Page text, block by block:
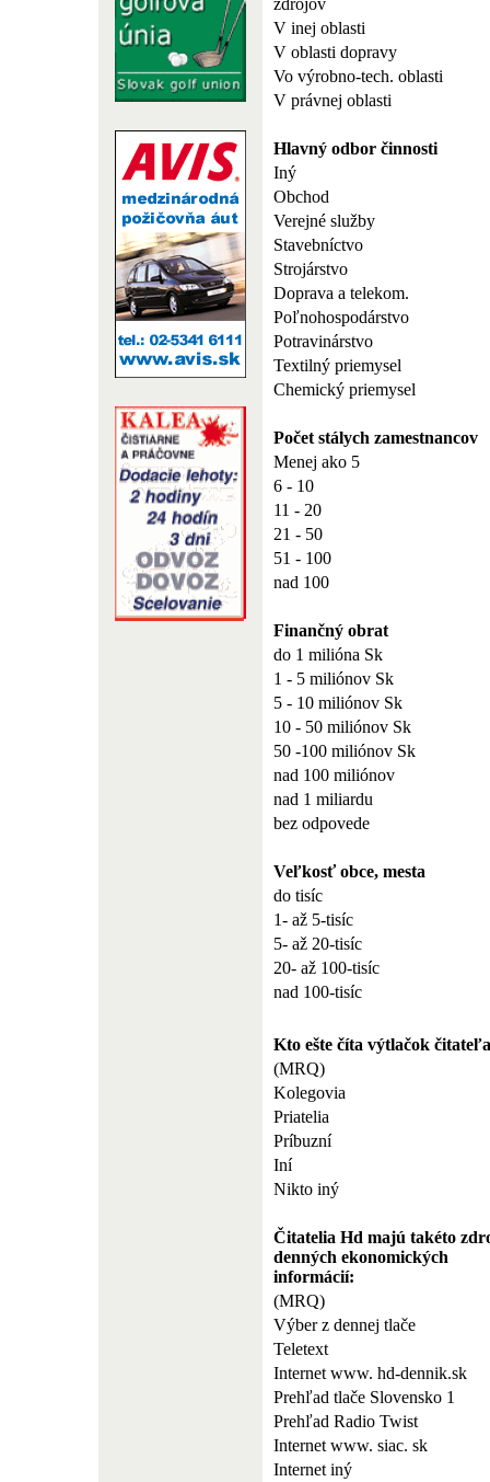
V inej oblasti
V oblasti dopravy
Vo výrobno-tech. oblasti
V právnej oblasti
Hlavný odbor činnosti
Iný
Obchod
Verejné služby
Stavebníctvo
Strojárstvo
Doprava a telekom.
Poľnohospodárstvo
Potravinárstvo
Textilný priemysel
Chemický priemysel
Počet stálych zamestnancov
Menej ako 5
6 - 10
11 - 20
21 - 50
51 - 100
nad 100
Finančný obrat
do 1 milióna Sk
1 - 5 miliónov Sk
5 - 10 miliónov Sk
10 - 50 miliónov Sk
50 -100 miliónov Sk
nad 100 miliónov
nad 1 miliardu
bez odpovede
Veľkosť obce, mesta
do tisíc
1- až 5-tisíc
5- až 20-tisíc
20- až 100-tisíc
nad 100-tisíc
Kto ešte číta výtlačok
(MRQ)
Kolegovia
Priatelia
Príbuzní
Iní
Nikto iný
Čitatelia Hd majú takéto
denných ekonomických
informácií:
(MRQ)
Výber z dennej tlače
Teletext
Internet www. hd-dennik.sk
Prehľad tlače Slovensko 1
Prehľad Radio Twist
Internet www. siac. sk
Internet iný